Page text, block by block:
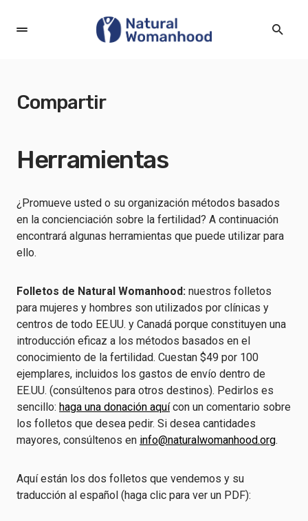
Compartir
Herramientas
¿Promueve usted o su organización métodos basados
en la concienciación sobre la fertilidad? A continuación
encontrará algunas herramientas que puede utilizar para
ello.
Folletos de Natural Womanhood: nuestros folletos
para mujeres y hombres son utilizados por clínicas y
centros de todo EE.UU. y Canadá porque constituyen una
introducción eficaz a los métodos basados en el
conocimiento de la fertilidad. Cuestan $49 por 100
ejemplares, incluidos los gastos de envío dentro de
EE.UU. (consúltenos para otros destinos). Pedirlos es
sencillo: haga una donación aquícon un comentario sobre
los folletos que desea pedir. Si desea cantidades
mayores, consúltenos en info@naturalwomanhood.org.
Aquí están los dos folletos que vendemos y su
traducción al español (haga clic para ver un PDF):